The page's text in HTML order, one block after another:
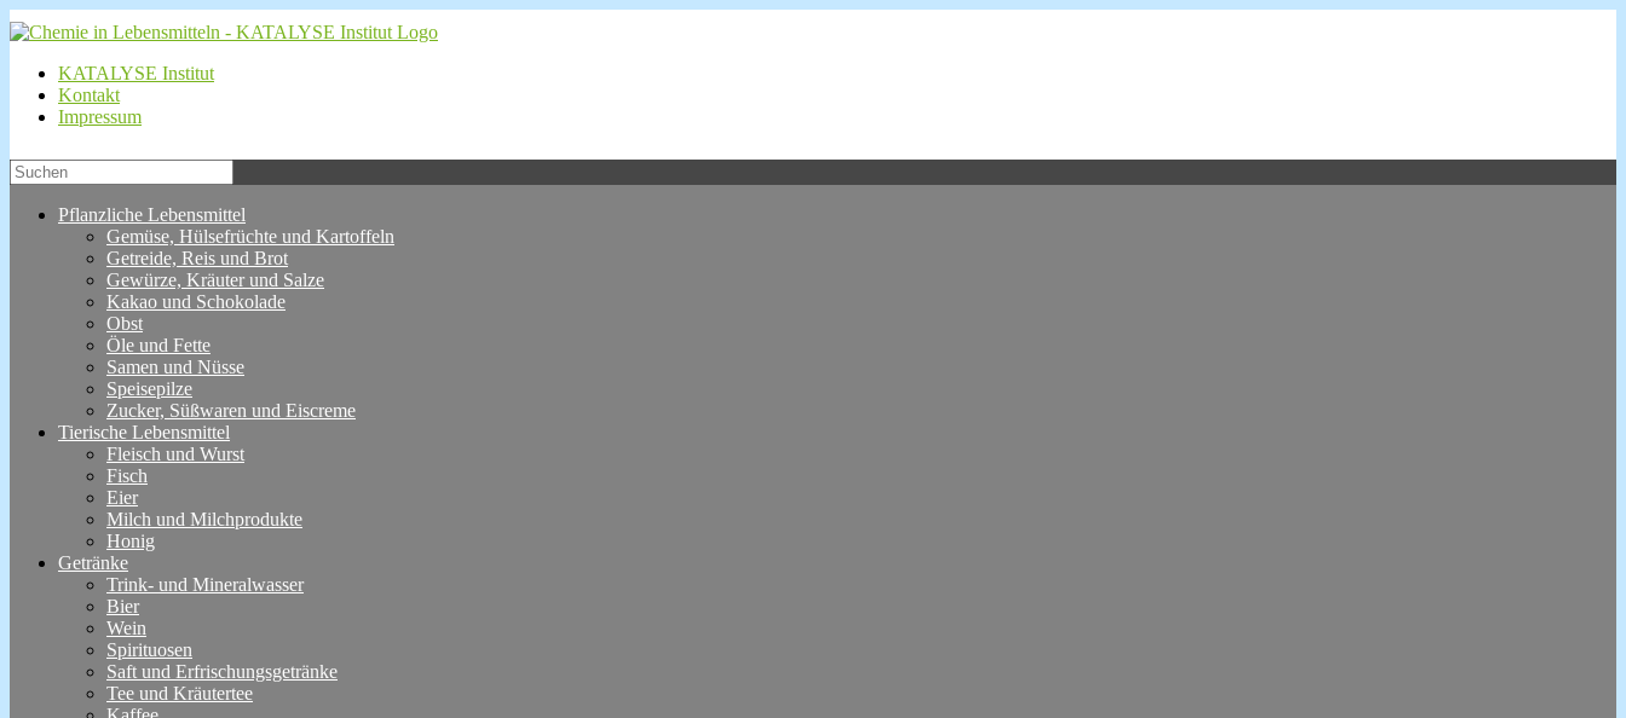
KATALYSE Institut
Kontakt
Impressum
Pflanzliche Lebensmittel
Gemüse, Hülsefrüchte und Kartoffeln
Getreide, Reis und Brot
Gewürze, Kräuter und Salze
Kakao und Schokolade
Obst
Öle und Fette
Samen und Nüsse
Speisepilze
Zucker, Süßwaren und Eiscreme
Tierische Lebensmittel
Fleisch und Wurst
Fisch
Eier
Milch und Milchprodukte
Honig
Getränke
Trink- und Mineralwasser
Bier
Wein
Spirituosen
Saft und Erfrischungsgetränke
Tee und Kräutertee